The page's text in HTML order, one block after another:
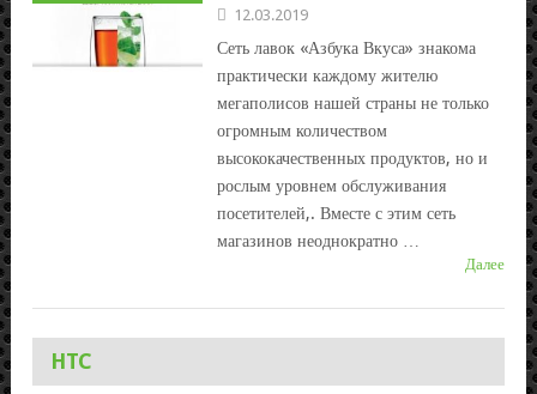
12.03.2019
Сеть лавок «Азбука Вкуса» знакома
практически каждому жителю
мегаполисов нашей страны не только
огромным количеством
высококачественных продуктов, но и
рослым уровнем обслуживания
посетителей,. Вместе с этим сеть
магазинов неоднократно …
Далее
HTC